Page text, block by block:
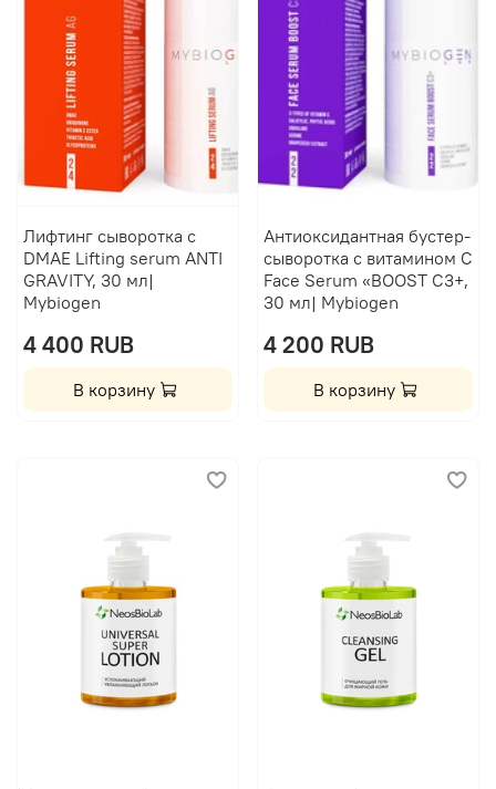
Лифтинг сыворотка с
DMAE Lifting serum ANTI
GRAVITY, 30 мл|
Mybiogen
4 400 RUB
В корзину
Антиоксидантная бустер-
сыворотка с витамином C
Face Serum «BOOST C3+,
30 мл| Mybiogen
4 200 RUB
В корзину